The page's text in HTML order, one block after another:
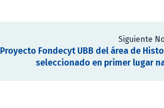
Siguiente
Proyecto Fondecyt UBB del área de
seleccionado en primer lugar